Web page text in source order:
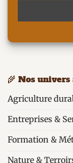
🌾 Nos
Agriculture
Entreprises &
Formation &
Nature &